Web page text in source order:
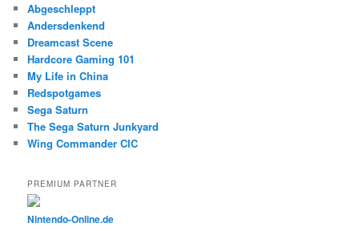
Abgeschleppt
Andersdenkend
Dreamcast Scene
Hardcore Gaming 101
My Life in China
Redspotgames
Sega Saturn
The Sega Saturn Junkyard
Wing Commander CIC
PREMIUM PARTNER
Nintendo-Online.de